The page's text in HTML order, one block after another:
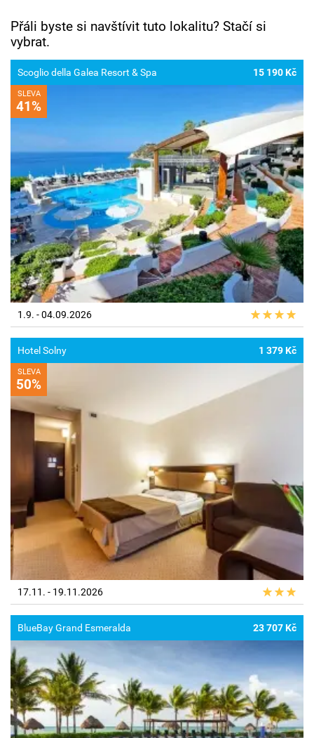
Přáli byste si navštívit tuto lokalitu? Stačí si
vybrat.
Scoglio della Galea Resort & Spa 15 190 Kč
SLEVA
41%
1.9. - 04.09.2026
Hotel Solny 1 379 Kč
SLEVA
50%
17.11. - 19.11.2026
BlueBay Grand Esmeralda 23 707 Kč